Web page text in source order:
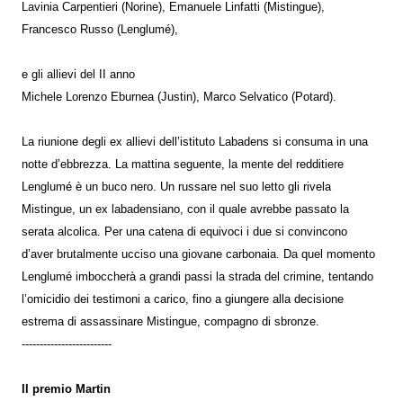
Lavinia Carpentieri (Norine), Emanuele Linfatti (Mistingue),
Francesco Russo (Lenglumé),
e gli allievi del II anno
Michele Lorenzo Eburnea (Justin), Marco Selvatico (Potard).
La riunione degli ex allievi dell’istituto Labadens si consuma in una
notte d’ebbrezza. La mattina seguente, la mente del redditiere
Lenglumé è un buco nero. Un russare nel suo letto gli rivela
Mistingue, un ex labadensiano, con il quale avrebbe passato la
serata alcolica. Per una catena di equivoci i due si convincono
d’aver brutalmente ucciso una giovane carbonaia. Da quel momento
Lenglumé imboccherà a grandi passi la strada del crimine, tentando
l’omicidio dei testimoni a carico, fino a giungere alla decisione
estrema di assassinare Mistingue, compagno di sbronze.
-------------------------
Il premio Martin